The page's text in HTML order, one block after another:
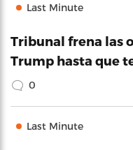
Last Minute
Tribunal frena las
Trump hasta que
0
Last Minute